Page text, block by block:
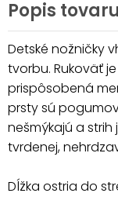
Popis tovaru
Detské nožničky
tvorbu. Rukoväť
prispôsobená
prsty sú
nešmýkajú a strih
tvrdenej,
Dĺžka ostria do